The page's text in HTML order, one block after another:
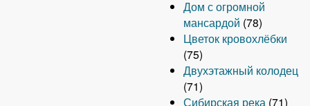
Дом с огромной
мансардой (78)
Цветок кровохлёбки
(75)
Двухэтажный колодец
(71)
Сибирская река (71)